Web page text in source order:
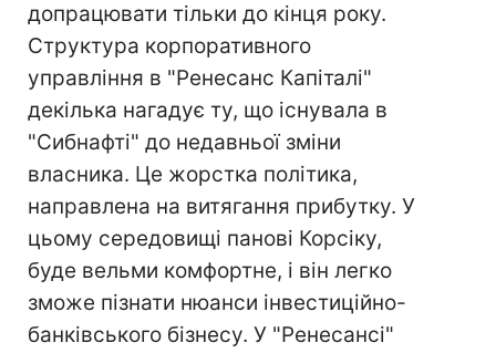
допрацювати тільки до кінця року.
Структура корпоративного
управління в "Ренесанс Капіталі"
декілька нагадує ту, що існувала в
"Сибнафті" до недавньої зміни
власника. Це жорстка політика,
направлена на витягання прибутку. У
цьому середовищі панові Корсіку,
буде вельми комфортне, і він легко
зможе пізнати нюанси інвестиційно-
банківського бізнесу. У "Ренесансі"